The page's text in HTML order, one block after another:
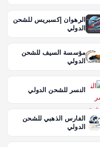
الرهوان إكسبريس للشحن
الدولي
مؤسسة السيف للشحن
الدولي
النسر للشحن الدولي
الفارس الذهبي للشحن
الدولي